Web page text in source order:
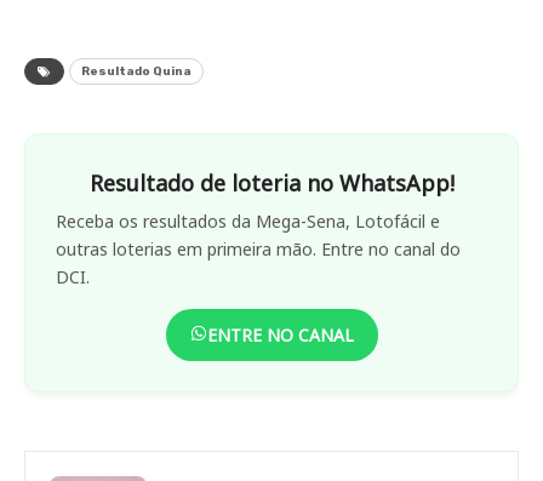
Resultado Quina
Resultado de loteria no WhatsApp!
Receba os resultados da Mega-Sena, Lotofácil e
outras loterias em primeira mão. Entre no canal do
DCI.
ENTRE NO CANAL